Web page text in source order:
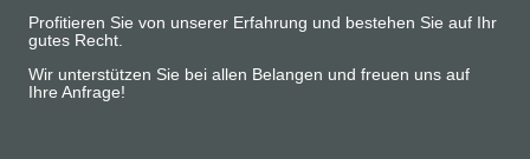
Profitieren Sie von unserer Erfahrung und bestehen Sie auf Ihr
gutes Recht.
Wir unterstützen Sie bei allen Belangen und freuen uns auf
Ihre Anfrage!